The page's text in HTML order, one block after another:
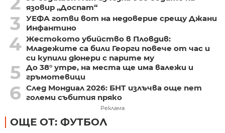
язовир „Доспат“
3
УЕФА готви вот на недоверие срещу Джани
Инфантино
4 Жестокото убийство в Пловдив:
Младежите са били Георги повече от час и
си купили дюнери с парите му
5 До 38° утре, на места ще има валежи и
гръмотевици
6 След Мондиал 2026: БНТ излъчва още пет
големи събития пряко
Реклама
ОЩЕ ОТ: ФУТБОЛ